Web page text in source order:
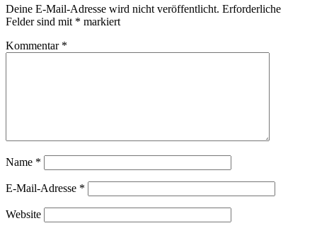
Deine E-Mail-Adresse wird nicht veröffentlicht. Erforderliche
Felder sind mit * markiert
Kommentar *
Name *
E-Mail-Adresse *
Website